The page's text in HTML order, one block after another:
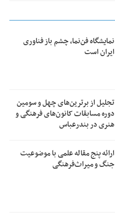
نمایشگاه فن‌نما، چشم باز فناوری
ایران است
تجلیل از بر‌ترین‌های چهل و سومین
دوره مسابقات کانون‌های فرهنگی و
هنری در بندرعباس
ارائه پنج مقاله علمی با موضوعیت
جنگ و میراث‌فرهنگی